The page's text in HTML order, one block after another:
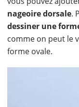
nageoire dorsale.
dessiner une
comme on peut le
forme ovale.